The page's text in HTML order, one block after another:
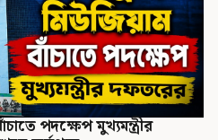
পদক্ষেপ মুখ্যমন্ত্রীর